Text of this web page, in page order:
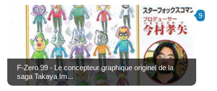
9
F-Zero 99 - Le concepteur graphique originel de la
saga Takaya Im...